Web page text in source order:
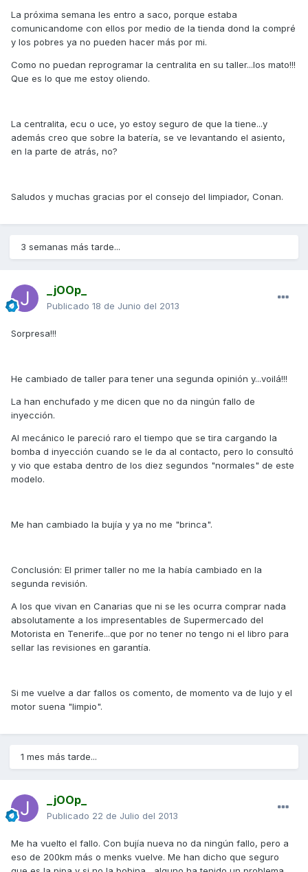
La próxima semana les entro a saco, porque estaba
comunicandome con ellos por medio de la tienda dond la compré
y los pobres ya no pueden hacer más por mi.
Como no puedan reprogramar la centralita en su taller...los mato!!!
Que es lo que me estoy oliendo.
La centralita, ecu o uce, yo estoy seguro de que la tiene...y
además creo que sobre la batería, se ve levantando el asiento,
en la parte de atrás, no?
Saludos y muchas gracias por el consejo del limpiador, Conan.
3 semanas más tarde...
_jOOp_
Publicado 18 de Junio del 2013
Sorpresa!!!
He cambiado de taller para tener una segunda opinión y...voilá!!!
La han enchufado y me dicen que no da ningún fallo de
inyección.
Al mecánico le pareció raro el tiempo que se tira cargando la
bomba d inyección cuando se le da al contacto, pero lo consultó
y vio que estaba dentro de los diez segundos "normales" de este
modelo.
Me han cambiado la bujía y ya no me "brinca".
Conclusión: El primer taller no me la había cambiado en la
segunda revisión.
A los que vivan en Canarias que ni se les ocurra comprar nada
absolutamente a los impresentables de Supermercado del
Motorista en Tenerife...que por no tener no tengo ni el libro para
sellar las revisiones en garantía.
Si me vuelve a dar fallos os comento, de momento va de lujo y el
motor suena "limpio".
1 mes más tarde...
_jOOp_
Publicado 22 de Julio del 2013
Me ha vuelto el fallo. Con bujía nueva no da ningún fallo, pero a
eso de 200km más o menks vuelve. Me han dicho que seguro